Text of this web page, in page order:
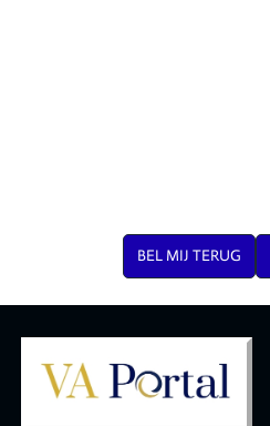
BEL MIJ TERUG